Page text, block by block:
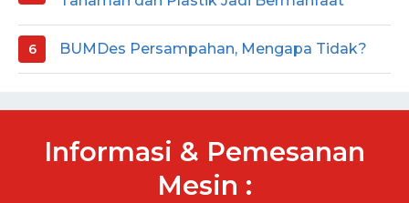
BUMDes Persampahan, Mengapa Tidak?
Informasi & Pemesanan
Mesin :